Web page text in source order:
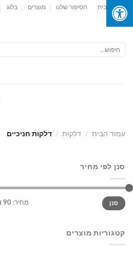
Skip
to
content
עמוד הבית הסיפור שלנו מוצרים בלוג
עמוד הבית / דלקות / דלקות חניכיים
סנן לפי מחיר
מחיר
מינימלי
מחיר
מקסימלי
סנן מחיר: 90 ₪
קטגוריות מוצרים